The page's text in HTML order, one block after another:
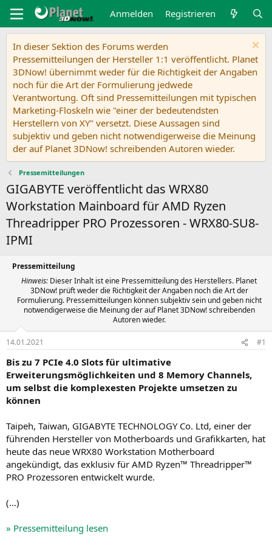
Anmelden Registrieren
In dieser Sektion des Forums werden
Pressemitteilungen der Hersteller 1:1 veröffentlicht. Planet
3DNow! übernimmt weder für die Richtigkeit der Angaben
noch für die Art der Formulierung jedwede
Verantwortung. Oft sind Pressemitteilungen mit typischen
Marketing-Floskeln wie "einer der bedeutendsten
Herstellern von XY" versetzt. Diese Aussagen sind
subjektiv und geben nicht notwendigerweise die Meinung
der auf Planet 3DNow! schreibenden Autoren wieder.
Pressemitteilungen
GIGABYTE veröffentlicht das WRX80
Workstation Mainboard für AMD Ryzen
Threadripper PRO Prozessoren - WRX80-SU8-
IPMI
Pressemitteilung
Hinweis: Dieser Inhalt ist eine Pressemitteilung des Herstellers. Planet
3DNow! prüft weder die Richtigkeit der Angaben noch die Art der
Formulierung. Pressemitteilungen können subjektiv sein und geben nicht
notwendigerweise die Meinung der auf Planet 3DNow! schreibenden
Autoren wieder.
14.01.2021 #1
Bis zu 7 PCIe 4.0 Slots für ultimative
Erweiterungsmöglichkeiten und 8 Memory Channels,
um selbst die komplexesten Projekte umsetzen zu
können
Taipeh, Taiwan, GIGABYTE TECHNOLOGY Co. Ltd, einer der
führenden Hersteller von Motherboards und Grafikkarten, hat
heute das neue WRX80 Workstation Motherboard
angekündigt, das exklusiv für AMD Ryzen™ Threadripper™
PRO Prozessoren entwickelt wurde.
(…)
» Pressemitteilung lesen